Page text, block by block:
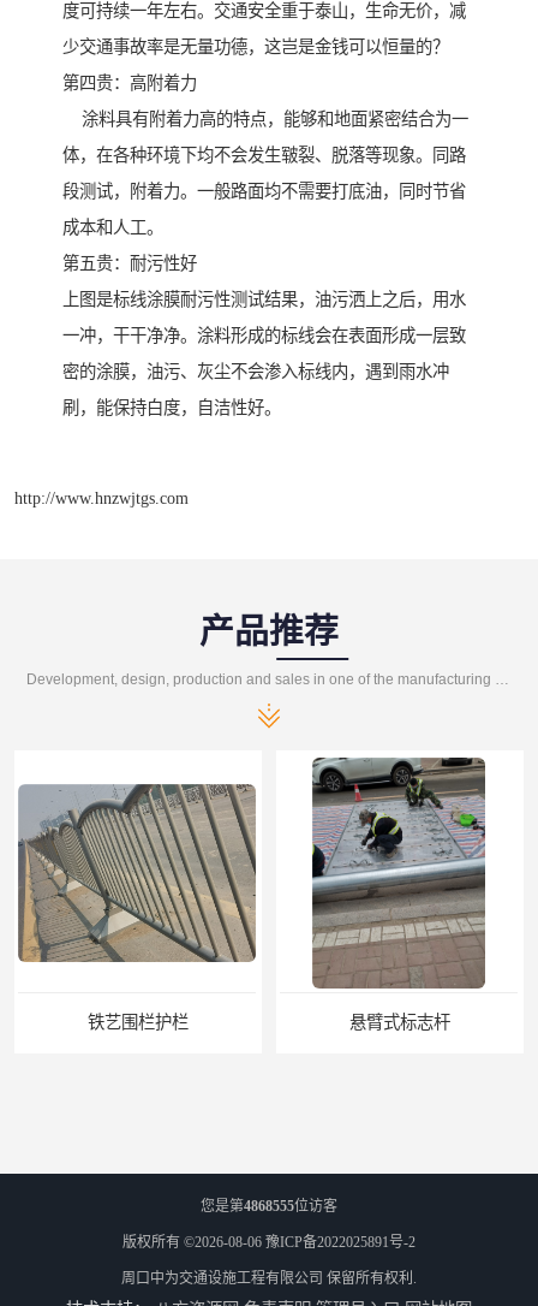
度可持续一年左右。交通安全重于泰山，生命无价，减
少交通事故率是无量功德，这岂是金钱可以恒量的？
第四贵：高附着力
涂料具有附着力高的特点，能够和地面紧密结合为一
体，在各种环境下均不会发生皲裂、脱落等现象。同路
段测试，附着力。一般路面均不需要打底油，同时节省
成本和人工。
第五贵：耐污性好
上图是标线涂膜耐污性测试结果，油污洒上之后，用水
一冲，干干净净。涂料形成的标线会在表面形成一层致
密的涂膜，油污、灰尘不会渗入标线内，遇到雨水冲
刷，能保持白度，自洁性好。
http://www.hnzwjtgs.com
产品推荐
悬臂式标志杆 F型悬臂式交通标志杆
您是第4868555位访客
版权所有 ©2026-08-06 豫ICP备2022025891号-2
周口中为交通设施工程有限公司 保留所有权利.